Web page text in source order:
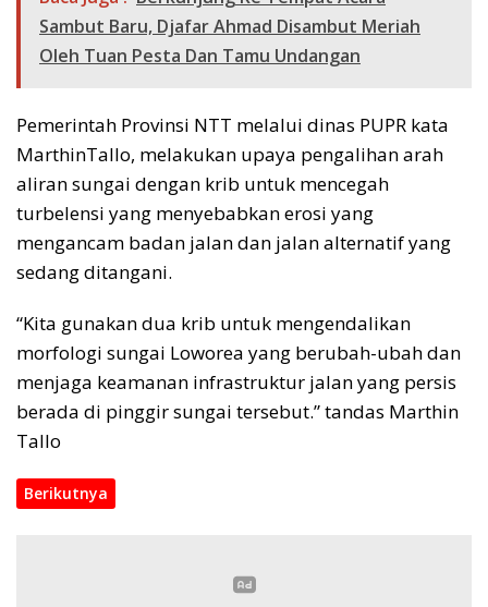
Sambut Baru, Djafar Ahmad Disambut Meriah
Oleh Tuan Pesta Dan Tamu Undangan
Pemerintah Provinsi NTT melalui dinas PUPR kata
MarthinTallo, melakukan upaya pengalihan arah
aliran sungai dengan krib untuk mencegah
turbelensi yang menyebabkan erosi yang
mengancam badan jalan dan jalan alternatif yang
sedang ditangani.
“Kita gunakan dua krib untuk mengendalikan
morfologi sungai Loworea yang berubah-ubah dan
menjaga keamanan infrastruktur jalan yang persis
berada di pinggir sungai tersebut.” tandas Marthin
Tallo
Berikutnya